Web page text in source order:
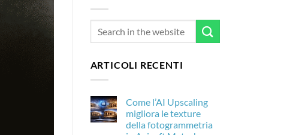
ARTICOLI RECENTI
Come l’AI Upscaling
migliora le texture
della fotogrammetria